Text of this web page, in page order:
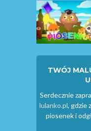
TWÓJ
Serdecznie
lulanko.pl, gdzie
piosenek i